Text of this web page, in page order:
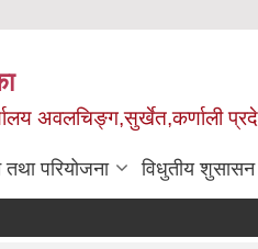
अवलचिङ्ग,सुर्खेत,कर्णाली
तथा परियोजना विधुतीय शुसासन